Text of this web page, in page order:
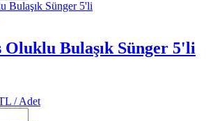
Bulaşık Sünger 5'li
/Adet